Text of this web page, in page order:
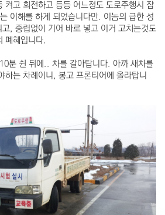
켜고 회전하고 등등 어느정도 도로주행시 잠
이해를 하게 되었습니다만. 이놈의 급한 성
, 중립없이 기어 바로 넣고 이거 고치는것도
폐혜입니다.
분 쉰 뒤에.. 차를 갈아탑니다. 아까 새차를
하는 차례이니, 봉고 프론티어에 올라탑니